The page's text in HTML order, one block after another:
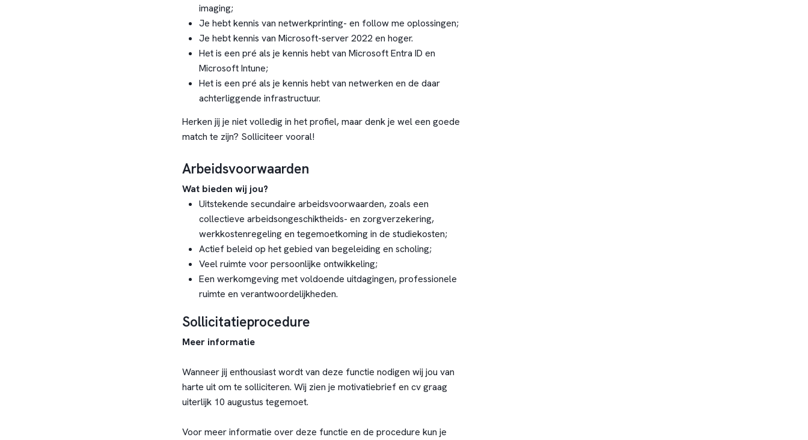
imaging;
Je hebt kennis van netwerkprinting- en follow me oplossingen;
Je hebt kennis van Microsoft-server 2022 en hoger.
Het is een pré als je kennis hebt van Microsoft Entra ID en
Microsoft Intune;
Het is een pré als je kennis hebt van netwerken en de daar
achterliggende infrastructuur.
Herken jij je niet volledig in het profiel, maar denk je wel een goede
match te zijn? Solliciteer vooral!
Arbeidsvoorwaarden
Wat bieden wij jou?
Uitstekende secundaire arbeidsvoorwaarden, zoals een
collectieve arbeidsongeschiktheids- en zorgverzekering,
werkkostenregeling en tegemoetkoming in de studiekosten;
Actief beleid op het gebied van begeleiding en scholing;
Veel ruimte voor persoonlijke ontwikkeling;
Een werkomgeving met voldoende uitdagingen, professionele
ruimte en verantwoordelijkheden.
Sollicitatieprocedure
Meer informatie
Wanneer jij enthousiast wordt van deze functie nodigen wij jou van
harte uit om te solliciteren. Wij zien je motivatiebrief en cv graag
uiterlijk 10 augustus tegemoet.
Voor meer informatie over deze functie en de procedure kun je